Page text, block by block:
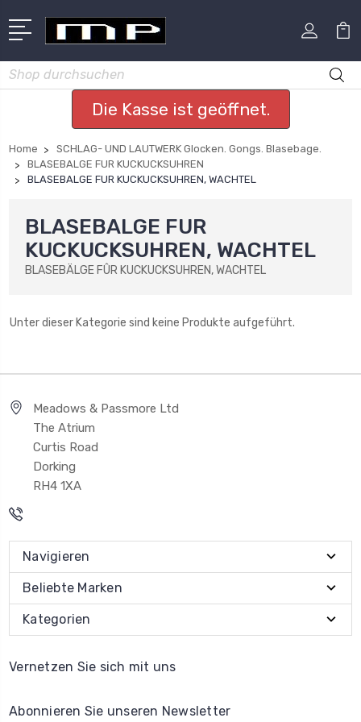
Suchen
Die Kasse ist geöffnet.
Home
SCHLAG- UND LAUTWERK Glocken. Gongs. Blasebage.
BLASEBALGE FUR KUCKUCKSUHREN
BLASEBALGE FUR KUCKUCKSUHREN, WACHTEL
BLASEBALGE FUR
KUCKUCKSUHREN, WACHTEL
BLASEBÄLGE FÛR KUCKUCKSUHREN, WACHTEL
Unter dieser Kategorie sind keine Produkte aufgeführt.
Meadows & Passmore Ltd
The Atrium
Curtis Road
Dorking
RH4 1XA
Navigieren
Beliebte Marken
Kategorien
Vernetzen Sie sich mit uns
Abonnieren Sie unseren Newsletter